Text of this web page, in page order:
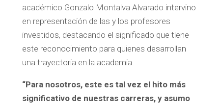
académico Gonzalo Montalva Alvarado intervino
en representación de las y los profesores
investidos, destacando el significado que tiene
este reconocimiento para quienes desarrollan
una trayectoria en la academia.
“Para nosotros, este es tal vez el hito más
significativo de nuestras carreras, y asumo